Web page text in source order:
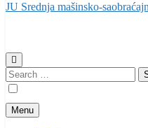
JU Srednja mašinsko-
Search
for:
Menu